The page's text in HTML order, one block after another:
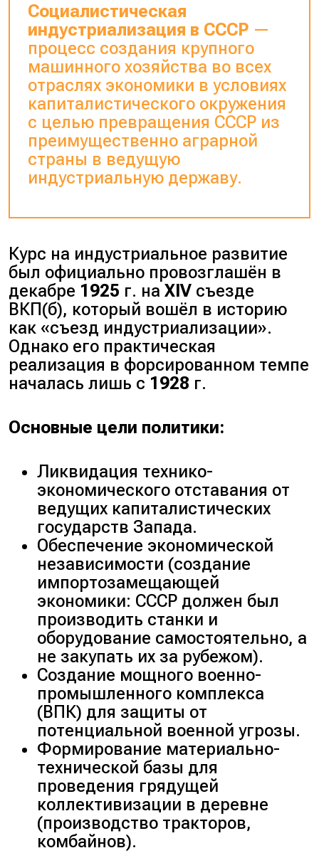
Социалистическая
индустриализация в СССР—
процесс создания крупного
машинного хозяйства во всех
отраслях экономики в условиях
капиталистического окружения
с целью превращения СССР из
преимущественно аграрной
страны в ведущую
индустриальную державу.
Курс на индустриальное развитие
был официально провозглашён в
декабре 1925 г. наXIV съезде
ВКП(б), который вошёл в историю
как «съезд индустриализации».
Однако его практическая
реализация в форсированном темпе
началась лишь с 1928 г.
Основные цели политики:
Ликвидация технико-
экономического отставания от
ведущих капиталистических
государств Запада.
Обеспечение экономической
независимости (создание
импортозамещающей
экономики: СССР должен был
производить станки и
оборудование самостоятельно, а
не закупать их за рубежом).
Создание мощного военно-
промышленного комплекса
(ВПК) для защиты от
потенциальной военной угрозы.
Формирование материально-
технической базы для
проведения грядущей
коллективизации в деревне
(производство тракторов,
комбайнов).